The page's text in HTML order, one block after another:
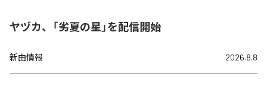
ヤヅカ、「劣夏の星」を配信開始
新曲情報 2026.8.8